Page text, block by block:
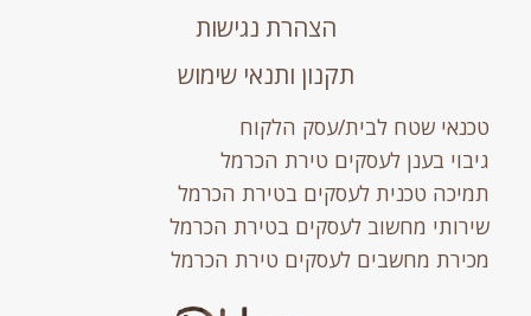
הצהרת נגישות
תקנון ותנאי שימוש
טכנאי שטח לבית/עסק הלקוח
גיבוי בענן לעסקים טירת הכרמל
תמיכה טכנית לעסקים בטירת הכרמל
שירותי מחשוב לעסקים בטירת הכרמל
מכירת מחשבים לעסקים טירת הכרמל